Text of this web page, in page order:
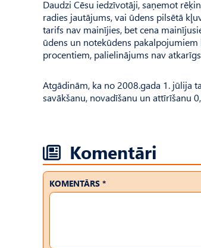
Daudzi Cēsu iedzīvotāji, saņemot
radies jautājums, vai ūdens pilsētā
tarifs nav mainījies, bet cena
ūdens un notekūdens
procentiem, palielinājums nav
Atgādinām, ka no 2008.gada 1. jūlija
savākšanu, novadīšanu un attīrīšanu
Komentāri
KOMENTĀRS *